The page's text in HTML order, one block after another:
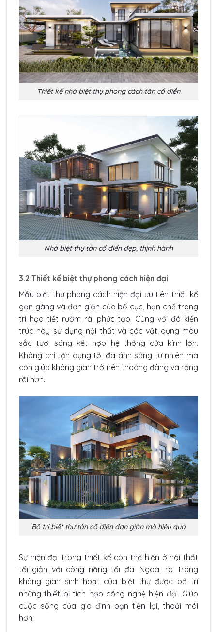
Thiết kế nhà biệt thự phong cách tân cổ điển
Nhà biệt thự tân cổ điển đẹp, thịnh hành
3.2 Thiết kế biệt thự phong cách hiện đại
Mẫu biệt thự phong cách hiện đại ưu tiên thiết kế
gọn gàng và đơn giản của bố cục, hạn chế trang
trí họa tiết rườm rà, phức tạp. Cùng với đó kiến
trúc này sử dụng nội thất và các vật dụng màu
sắc tươi sáng kết hợp hệ thống cửa kính lớn.
Không chỉ tận dụng tối đa ánh sáng tự nhiên mà
còn giúp không gian trở nên thoáng đãng và rộng
rãi hơn.
Bố trí biệt thự tân cổ điển đơn giản mà hiệu quả
Sự hiện đại trong thiết kế còn thể hiện ở nội thất
tối giản với công năng tối đa. Ngoài ra, trong
không gian sinh hoạt của biệt thự được bố trí
những thiết bị tích hợp công nghệ hiện đại. Giúp
cuộc sống của gia đình bạn tiện lợi, thoải mái
hơn.